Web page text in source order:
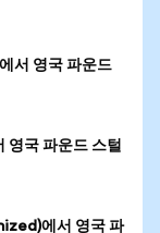
서 영국 파운드
국 파운드 스털
에서 영국 파